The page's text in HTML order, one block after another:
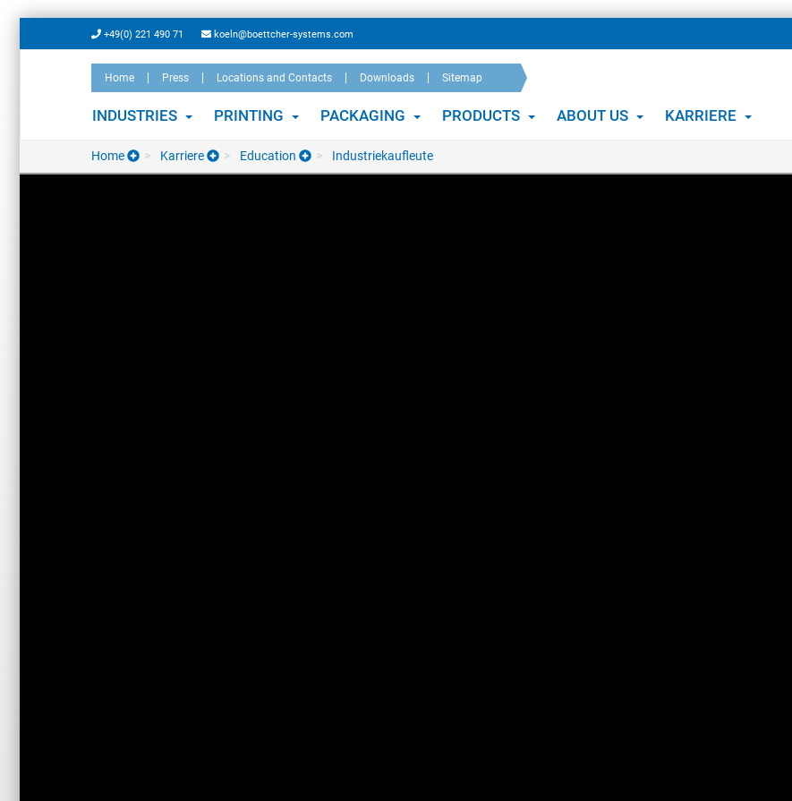
to
+49(0) 221 490 71 koeln@boettcher-systems.com
Home Press Locations and Contacts Downloads Sitemap
INDUSTRIES PRINTING PACKAGING PRODUCTS ABOUT US KARRIERE
Home Karriere Education Industriekaufleute